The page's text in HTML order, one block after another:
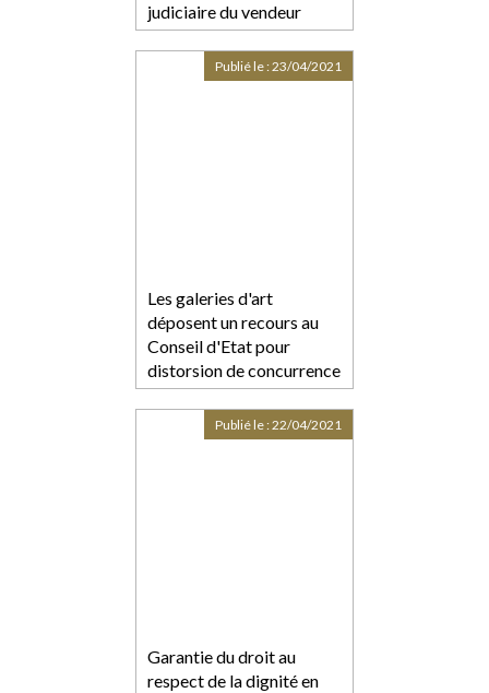
judiciaire du vendeur
Les galeries d'art
déposent un recours au
Conseil d'Etat pour
distorsion de concurrence
Publié le :23/04/2021
Garantie du droit au
respect de la dignité en
Publié le :22/04/2021